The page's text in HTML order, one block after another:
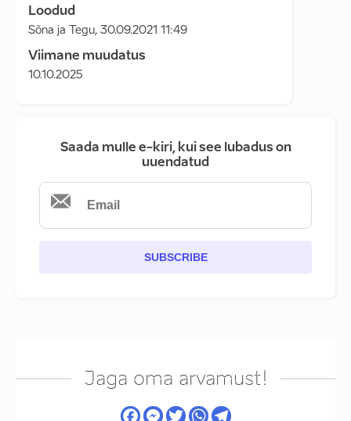
Loodud
Sõna ja Tegu, 30.09.2021 11:49
Viimane muudatus
10.10.2025
Saada mulle e-kiri, kui see lubadus on
uuendatud
SUBSCRIBE
Jaga oma arvamust!